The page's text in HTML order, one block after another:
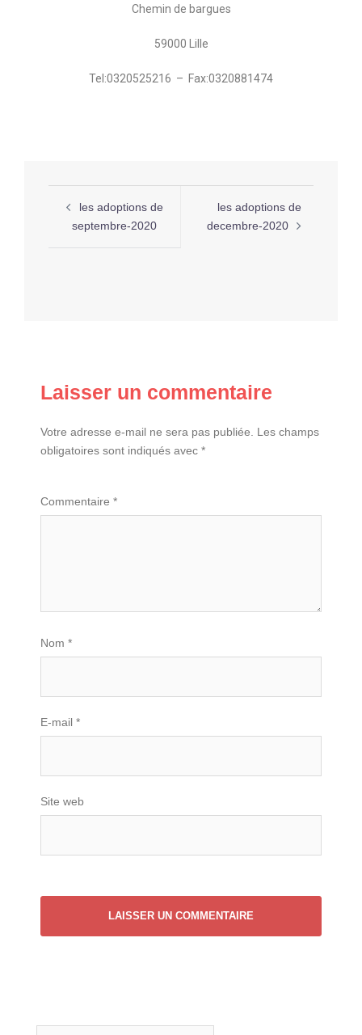
Chemin de bargues
59000 Lille
Tel:0320525216 – Fax:0320881474
les adoptions de
septembre-2020
les adoptions de
decembre-2020
Laisser un commentaire
Votre adresse e-mail ne sera pas publiée.
Les champs
obligatoires sont indiqués avec *
Commentaire *
Nom *
E-mail *
Site web